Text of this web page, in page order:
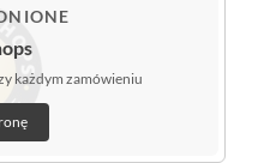
każdym zamówieniu